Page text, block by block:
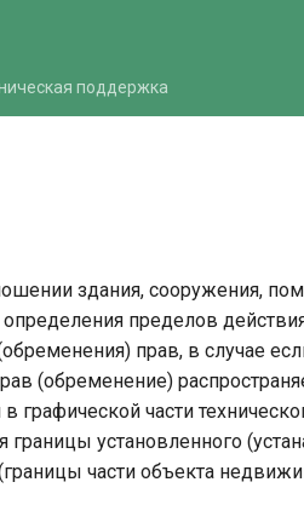
поддержка
здания, сооружения,
пределов
прав, в случае
(обременение)
графической части
установленного
части объекта